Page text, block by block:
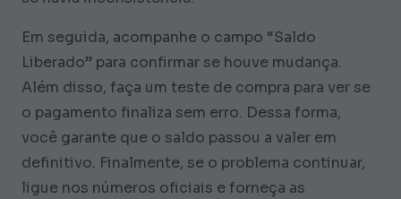
Em seguida, acompanhe o campo “Saldo
Liberado” para confirmar se houve mudança.
Além disso, faça um teste de compra para ver se
o pagamento finaliza sem erro. Dessa forma,
você garante que o saldo passou a valer em
definitivo. Finalmente, se o problema continuar,
ligue nos números oficiais e forneça as